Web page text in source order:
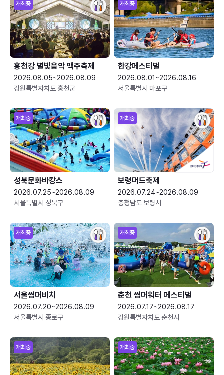
개최중
홍천강 별빛음악 맥주축제
2026.08.05~2026.08.09
강원특별자치도 홍천군
개최중
한강페스티벌
2026.08.01~2026.08.16
서울특별시 마포구
개최중
성북문화바캉스
2026.07.25~2026.08.09
서울특별시 성북구
개최중
보령머드축제
2026.07.24~2026.08.09
충청남도 보령시
개최중
서울썸머비치
2026.07.20~2026.08.09
서울특별시 종로구
개최중
춘천 썸머워터 페스티벌
2026.07.17~2026.08.17
강원특별자치도 춘천시
개최중 개최중